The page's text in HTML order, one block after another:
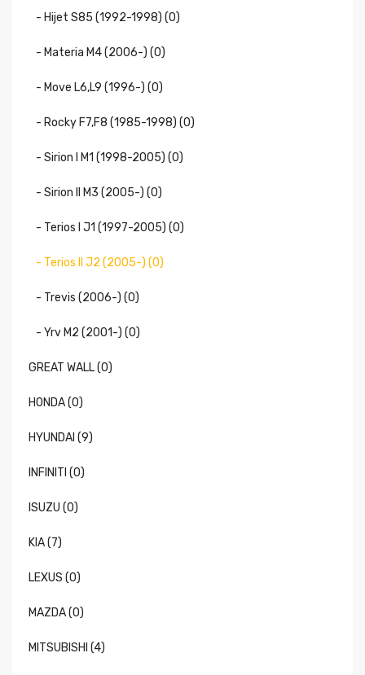
- Hijet S85 (1992-1998) (0)
- Materia M4 (2006-) (0)
- Move L6,L9 (1996-) (0)
- Rocky F7,F8 (1985-1998) (0)
- Sirion I M1 (1998-2005) (0)
- Sirion II M3 (2005-) (0)
- Terios I J1 (1997-2005) (0)
- Terios II J2 (2005-) (0)
- Trevis (2006-) (0)
- Yrv M2 (2001-) (0)
GREAT WALL (0)
HONDA (0)
HYUNDAI (9)
INFINITI (0)
ISUZU (0)
KIA (7)
LEXUS (0)
MAZDA (0)
MITSUBISHI (4)